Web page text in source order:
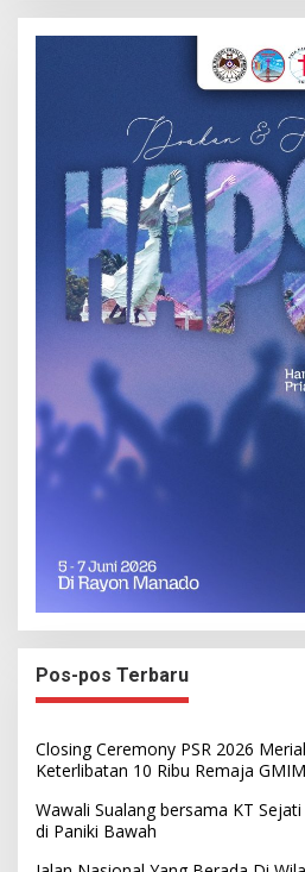
Pos-pos Terbaru
Closing Ceremony PSR 2026
Keterlibatan 10 Ribu Remaja GMIM
Wawali Sualang bersama KT
di Paniki Bawah